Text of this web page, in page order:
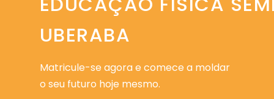
UBERABA
Matricule-se agora e comece a moldar
o seu futuro hoje mesmo.